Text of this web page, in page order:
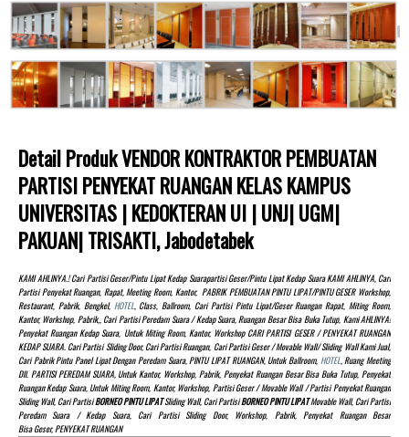
Detail Produk VENDOR KONTRAKTOR PEMBUATAN
PARTISI PENYEKAT RUANGAN KELAS KAMPUS
UNIVERSITAS | KEDOKTERAN UI | UNJ| UGM|
PAKUAN| TRISAKTI, Jabodetabek
KAMI AHLINYA.! Cari Partisi Geser/pintu Lipat Kedap Suarapartisi Geser/pintu Lipat Kedap Suara KAMI AHLINYA, Cari
Partisi Penyekat Ruangan, Rapat, Meeting Room, Kantor, PABRIK PEMBUATAN PINTU LIPAT/PINTU GESER Workshop,
Restaurant, Pabrik, Bengkel, HOTEL, Class, Ballroom, Cari Partisi Pintu Lipat/Geser Ruangan Rapat, Miting Room,
Kantor, Workshop, Pabrik,, Cari Partisi Peredam Suara / Kedap Suara, Ruangan Besar Bisa Buka Tutup, Kami AHLINYA!
Penyekat Ruangan Kedap Suara, Untuk Miting Room, Kantor, Workshop CARI PARTISI GESER / PENYEKAT RUANGAN
KEDAP SUARA. Cari Partisi Sliding Door, Cari Partisi Ruangan, Cari Partisi Geser / Movable Wall/ Sliding Wall Kami Jual,
Cari Pabrik Pintu Panel Lipat Dengan Peredam Suara, PINTU LIPAT RUANGAN, Untuk Ballroom, HOTEL, Ruang Meeting
Dll. PARTISI PEREDAM SUARA, Untuk Kantor, Workshop, Pabrik, Penyekat Ruangan Besar Bisa Buka Tutup, Penyekat
Ruangan Kedap Suara, Untuk Miting Room, Kantor, Workshop, Partisi Geser / Movable Wall / Partisi Penyekat Ruangan
Sliding Wall, Cari PartisiBORNEO PINTU LIPATSliding Wall, Cari PartisiBORNEO PINTU LIPATMovable Wall, Cari Partisi
Peredam Suara / Kedap Suara, Cari Partisi Sliding Door, Workshop, Pabrik, Penyekat Ruangan Besar
Bisa Geser, PENYEKAT RUANGAN